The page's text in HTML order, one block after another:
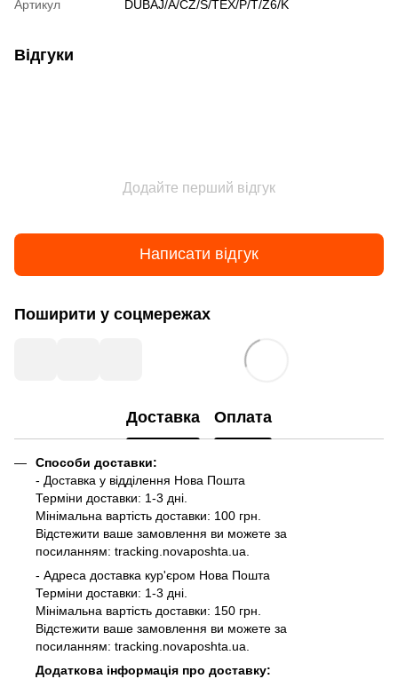
Артикул DUBAJ/A/CZ/S/TEX/P/T/Z6/K
Відгуки
Додайте перший відгук
Написати відгук
Поширити у соцмережах
Доставка Оплата
Способи доставки:
- Доставка у відділення Нова Пошта
Терміни доставки: 1-3 дні.
Мінімальна вартість доставки: 100 грн.
Відстежити ваше замовлення ви можете за
посиланням: tracking.novaposhta.ua.
- Адреса доставка кур'єром Нова Пошта
Терміни доставки: 1-3 дні.
Мінімальна вартість доставки: 150 грн.
Відстежити ваше замовлення ви можете за
посиланням: tracking.novaposhta.ua.
Додаткова інформація про доставку: